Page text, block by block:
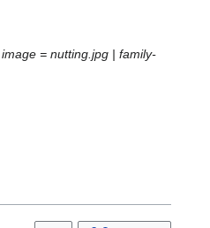
= nutting.jpg | family-